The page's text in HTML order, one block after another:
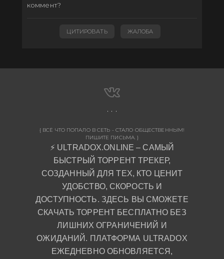
коммент?
ЦИТИРОВАТЬ ЖАЛОБА
{ ВСЁ ЧТО ПОПАЛО В СЕТЬ - СТАЛО ОБЩЕСТВЕННЫМ!
ПИШИТЕ ПИСЬМА. }
⚡ ULTRADOX.ONLINE – САМЫЙ
БЫСТРЫЙ ТОРРЕНТ ТРЕКЕР,
СОЗДАННЫЙ ДЛЯ ТЕХ, КТО ЦЕНИТ
УДОБСТВО, СКОРОСТЬ И
ДОСТУПНОСТЬ. ЗДЕСЬ ВЫ СМОЖЕТЕ
СКАЧАТЬ ТОРРЕНТ БЕСПЛАТНО БЕЗ
ЛИШНИХ ОГРАНИЧЕНИЙ И
ОЖИДАНИЙ. ПЛАТФОРМА ULTRADOX
ЕЖЕДНЕВНО ОБНОВЛЯЕТСЯ,